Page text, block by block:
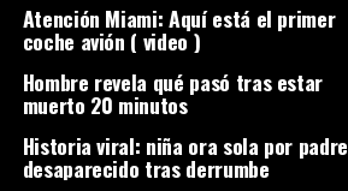
Atención Miami: Aquí está el primer
coche avión ( video )
Hombre revela qué pasó tras estar
muerto 20 minutos
Historia viral: niña ora sola por padre
desaparecido tras derrumbe